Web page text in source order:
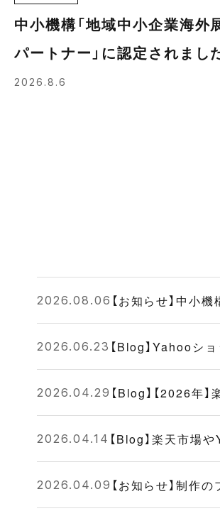
中小機構「地域中小企業海外
パートナー」に認定されまし
2026.8.6
2026.08.06 【お知らせ】中小
2026.06.23 【Blog】Yahooシ
2026.04.29 【Blog】【2026年
2026.04.14 【Blog】楽天市場
2026.04.09 【お知らせ】制作